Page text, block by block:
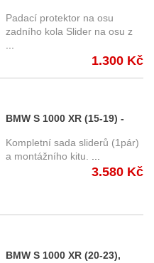
na zadní osu SW-Motech
STP.07.176.11100/B
Padací protektor na osu
zadního kola Slider na osu z
1.300 Kč
BMW S 1000 XR (15-19) -
padací protektory SW-
Motech STP.07.590.10800/B
Kompletní sada sliderů (1pár)
a montážního kitu.
3.580 Kč
BMW S 1000 XR (20-23),